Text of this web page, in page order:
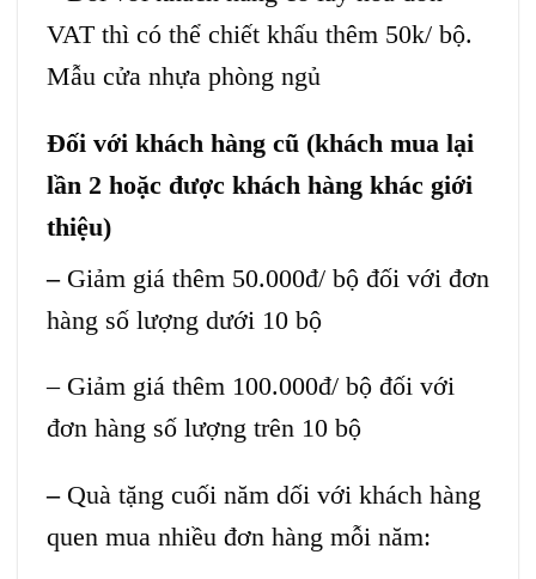
VAT thì có thể chiết khấu thêm 50k/ bộ.
Mẫu cửa nhựa phòng ngủ
Đối với khách hàng cũ (khách mua lại
lần 2 hoặc được khách hàng khác giới
thiệu)
– Giảm giá thêm 50.000đ/ bộ đối với đơn
hàng số lượng dưới 10 bộ
– Giảm giá thêm 100.000đ/ bộ đối với
đơn hàng số lượng trên 10 bộ
– Quà tặng cuối năm dối với khách hàng
quen mua nhiều đơn hàng mỗi năm: